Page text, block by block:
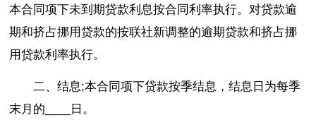
本合同项下未到期贷款利息按合同利率执行。对贷款逾
期和挤占挪用贷款的按联社新调整的逾期贷款和挤占挪
用贷款利率执行。
二、结息;本合同项下贷款按季结息，结息日为每季
末月的____日。